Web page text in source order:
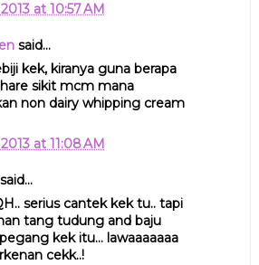
at 10:57 AM
said...
kek, kiranya guna berapa
sikit mcm mana
non dairy whipping cream
at 11:08 AM
serius cantek kek tu.. tapi
tang tudung and baju
kek itu... lawaaaaaaa
cekk..!